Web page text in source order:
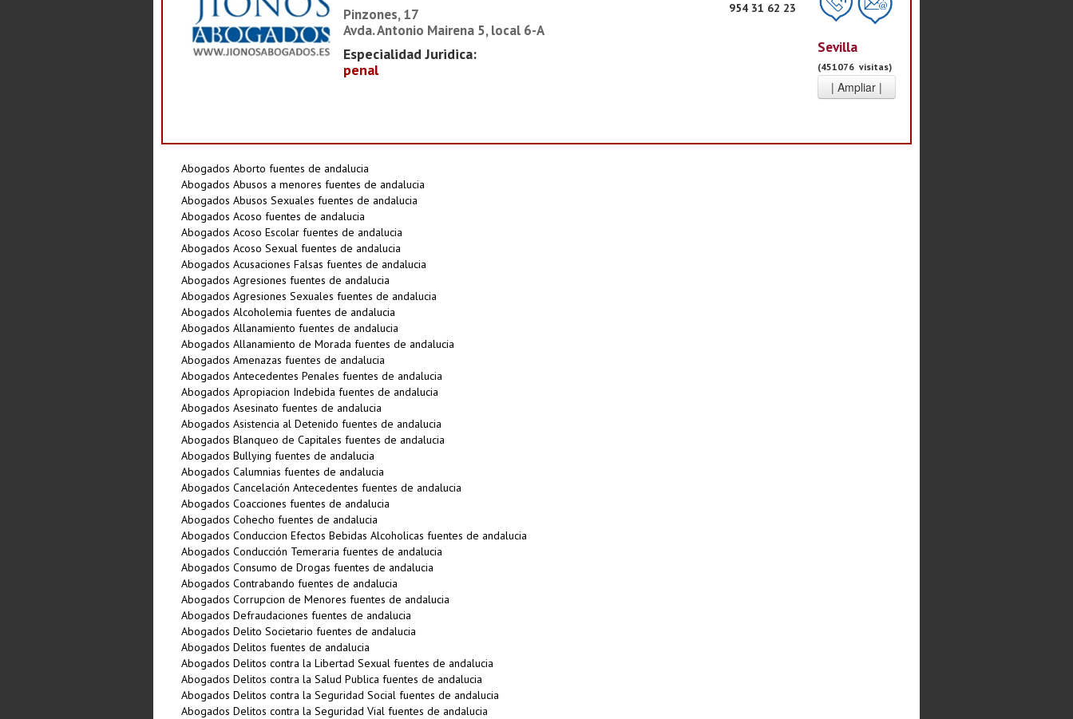
Pinzones, 17
Avda. Antonio Mairena 5, local 6-A
Especialidad Juridica:
penal
954 31 62 23
Sevilla
(451076 visitas)
Abogados Aborto fuentes de andalucia
Abogados Abusos a menores fuentes de andalucia
Abogados Abusos Sexuales fuentes de andalucia
Abogados Acoso fuentes de andalucia
Abogados Acoso Escolar fuentes de andalucia
Abogados Acoso Sexual fuentes de andalucia
Abogados Acusaciones Falsas fuentes de andalucia
Abogados Agresiones fuentes de andalucia
Abogados Agresiones Sexuales fuentes de andalucia
Abogados Alcoholemia fuentes de andalucia
Abogados Allanamiento fuentes de andalucia
Abogados Allanamiento de Morada fuentes de andalucia
Abogados Amenazas fuentes de andalucia
Abogados Antecedentes Penales fuentes de andalucia
Abogados Apropiacion Indebida fuentes de andalucia
Abogados Asesinato fuentes de andalucia
Abogados Asistencia al Detenido fuentes de andalucia
Abogados Blanqueo de Capitales fuentes de andalucia
Abogados Bullying fuentes de andalucia
Abogados Calumnias fuentes de andalucia
Abogados Cancelación Antecedentes fuentes de andalucia
Abogados Coacciones fuentes de andalucia
Abogados Cohecho fuentes de andalucia
Abogados Conduccion Efectos Bebidas Alcoholicas fuentes de andalucia
Abogados Conducción Temeraria fuentes de andalucia
Abogados Consumo de Drogas fuentes de andalucia
Abogados Contrabando fuentes de andalucia
Abogados Corrupcion de Menores fuentes de andalucia
Abogados Defraudaciones fuentes de andalucia
Abogados Delito Societario fuentes de andalucia
Abogados Delitos fuentes de andalucia
Abogados Delitos contra la Libertad Sexual fuentes de andalucia
Abogados Delitos contra la Salud Publica fuentes de andalucia
Abogados Delitos contra la Seguridad Social fuentes de andalucia
Abogados Delitos contra la Seguridad Vial fuentes de andalucia